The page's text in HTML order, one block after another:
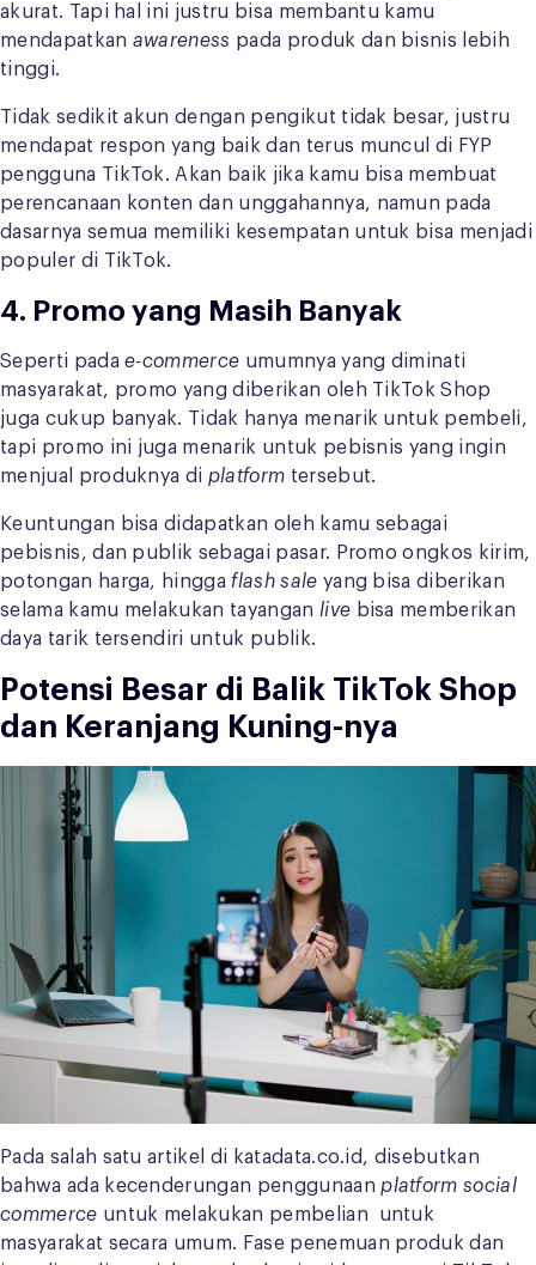
akurat. Tapi hal ini justru bisa membantu kamu
mendapatkan awareness pada produk dan bisnis lebih
tinggi.
Tidak sedikit akun dengan pengikut tidak besar, justru
mendapat respon yang baik dan terus muncul di FYP
pengguna TikTok. Akan baik jika kamu bisa membuat
perencanaan konten dan unggahannya, namun pada
dasarnya semua memiliki kesempatan untuk bisa menjadi
populer di TikTok.
4. Promo yang Masih Banyak
Seperti padae-commerce umumnya yang diminati
masyarakat, promo yang diberikan oleh TikTok Shop
juga cukup banyak. Tidak hanya menarik untuk pembeli,
tapi promo ini juga menarik untuk pebisnis yang ingin
menjual produknya di platform tersebut.
Keuntungan bisa didapatkan oleh kamu sebagai
pebisnis, dan publik sebagai pasar. Promo ongkos kirim,
potongan harga, hingga flash sale yang bisa diberikan
selama kamu melakukan tayangan live bisa memberikan
daya tarik tersendiri untuk publik.
Potensi Besar di Balik TikTok Shop
dan Keranjang Kuning-nya
Pada salah satu artikel di katadata.co.id, disebutkan
bahwa ada kecenderungan penggunaanplatform social
commerce untuk melakukan pembelian untuk
masyarakat secara umum. Fase penemuan produk dan